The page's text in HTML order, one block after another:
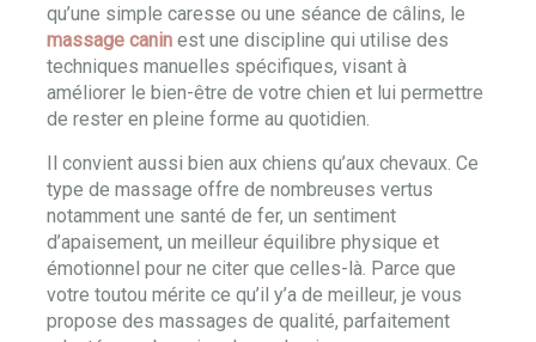
qu’une simple caresse ou une séance de câlins, le
massage canin est une discipline qui utilise des
techniques manuelles spécifiques, visant à
améliorer le bien-être de votre chien et lui permettre
de rester en pleine forme au quotidien.
Il convient aussi bien aux chiens qu’aux chevaux. Ce
type de massage offre de nombreuses vertus
notamment une santé de fer, un sentiment
d’apaisement, un meilleur équilibre physique et
émotionnel pour ne citer que celles-là. Parce que
votre toutou mérite ce qu’il y’a de meilleur, je vous
propose des massages de qualité, parfaitement